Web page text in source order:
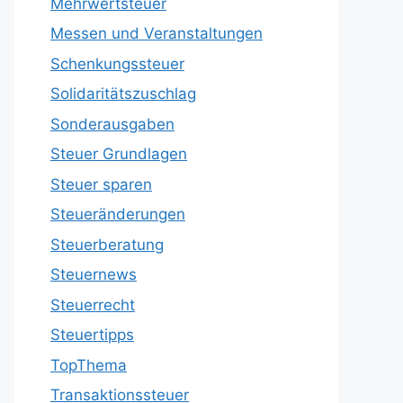
Messen und Veranstaltungen
Schenkungssteuer
Solidaritätszuschlag
Sonderausgaben
Steuer Grundlagen
Steuer sparen
Steueränderungen
Steuerberatung
Steuernews
Steuerrecht
Steuertipps
TopThema
Transaktionssteuer